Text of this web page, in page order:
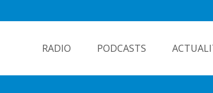
RADIO PODCASTS